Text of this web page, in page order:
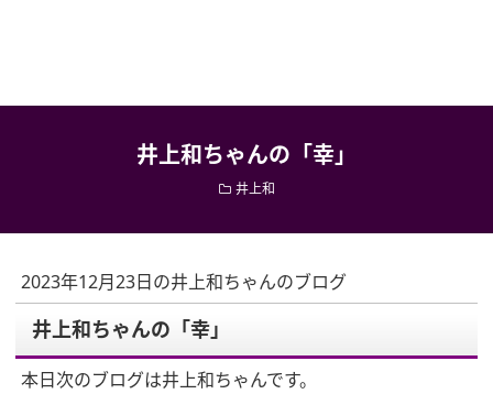
井上和ちゃんの「幸」
井上和
2023年12月23日の井上和ちゃんのブログ
井上和ちゃんの「幸」
本日次のブログは井上和ちゃんです。